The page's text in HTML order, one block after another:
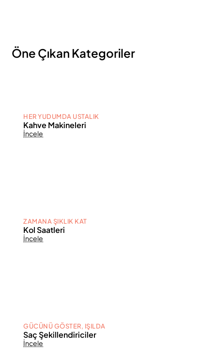
Öne Çıkan Kategoriler
HER YUDUMDA USTALIK
Kahve Makineleri
İncele
ZAMANA ŞIKLIK KAT
Kol Saatleri
İncele
GÜCÜNÜ GÖSTER, IŞILDA
Saç Şekillendiriciler
İncele